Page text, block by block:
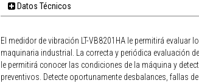
Datos Técnicos
El medidor de vibración LT-VB8201HA le permitirá
maquinaria industrial. La correcta y periódica evaluación
le permitirá conocer las condiciones de la máquina y
preventivos. Detecte oportunamente desbalances, fallas